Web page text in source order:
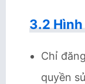
3.2
Chỉ
quyền